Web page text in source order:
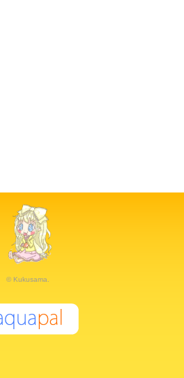
© Kukusama.